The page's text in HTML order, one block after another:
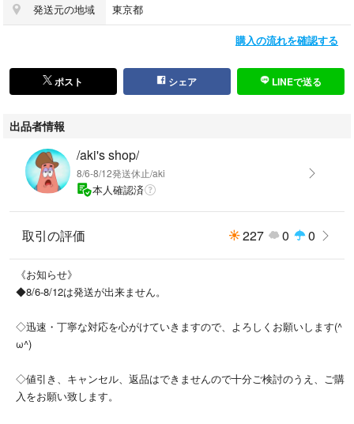
発送元の地域 東京都
購入の流れを確認する
ポスト シェア LINEで送る
出品者情報
/aki's shop/
8/6-8/12発送休止/aki
本人確認済
取引の評価 227 0 0
《お知らせ》
◆8/6-8/12は発送が出来ません。
◇迅速・丁寧な対応を心がけていきますので、よろしくお願いします(^
ω^)
◇値引き、キャンセル、返品はできませんので十分ご検討のうえ、ご購
入をお願い致します。